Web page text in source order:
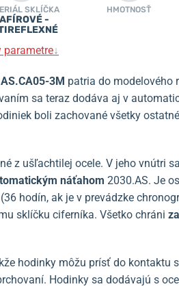
SKLÍČKA
-
HMOTNOSŤ
parametre↓
3M patria do modelového
sa teraz dodáva aj v
boli zachované všetky
z ušľachtilej ocele. V jeho vnútri
náťahom 2030.AS. Je
(36 hodín, ak je v prevádzke
sklíčku ciferníka. Všetko chráni
hodinky môžu prísť do kontaktu
Hodinky sa dodávajú s